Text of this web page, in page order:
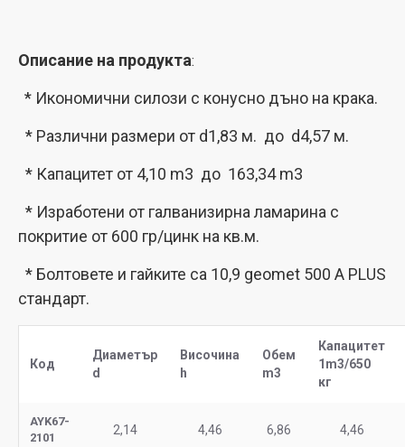
Описание на продукта:
* Икономични силози с конусно дъно на крака.
* Различни размери от d1,83 м. до d4,57 м.
* Капацитет от 4,10 m3 до 163,34 m3
* Изработени от галванизирна ламарина с
покритие от 600 гр/цинк на кв.м.
* Болтовете и гайките са 10,9 geomet 500 А PLUS
стандарт.
Код
Диаметър
d
Височина
h
Обем
m3
Капацитет
1m3/650
кг
AYK67-
2101
2,14 4,46 6,86 4,46